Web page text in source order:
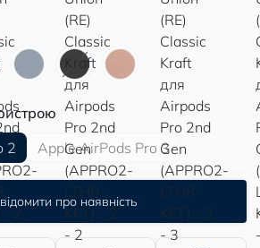
2
Apple AirPods Pro 3
про наявність